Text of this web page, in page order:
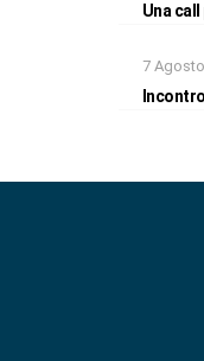
Una
7